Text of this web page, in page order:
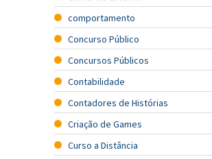
comportamento
Concurso Público
Concursos Públicos
Contabilidade
Contadores de Histórias
Criação de Games
Curso a Distância